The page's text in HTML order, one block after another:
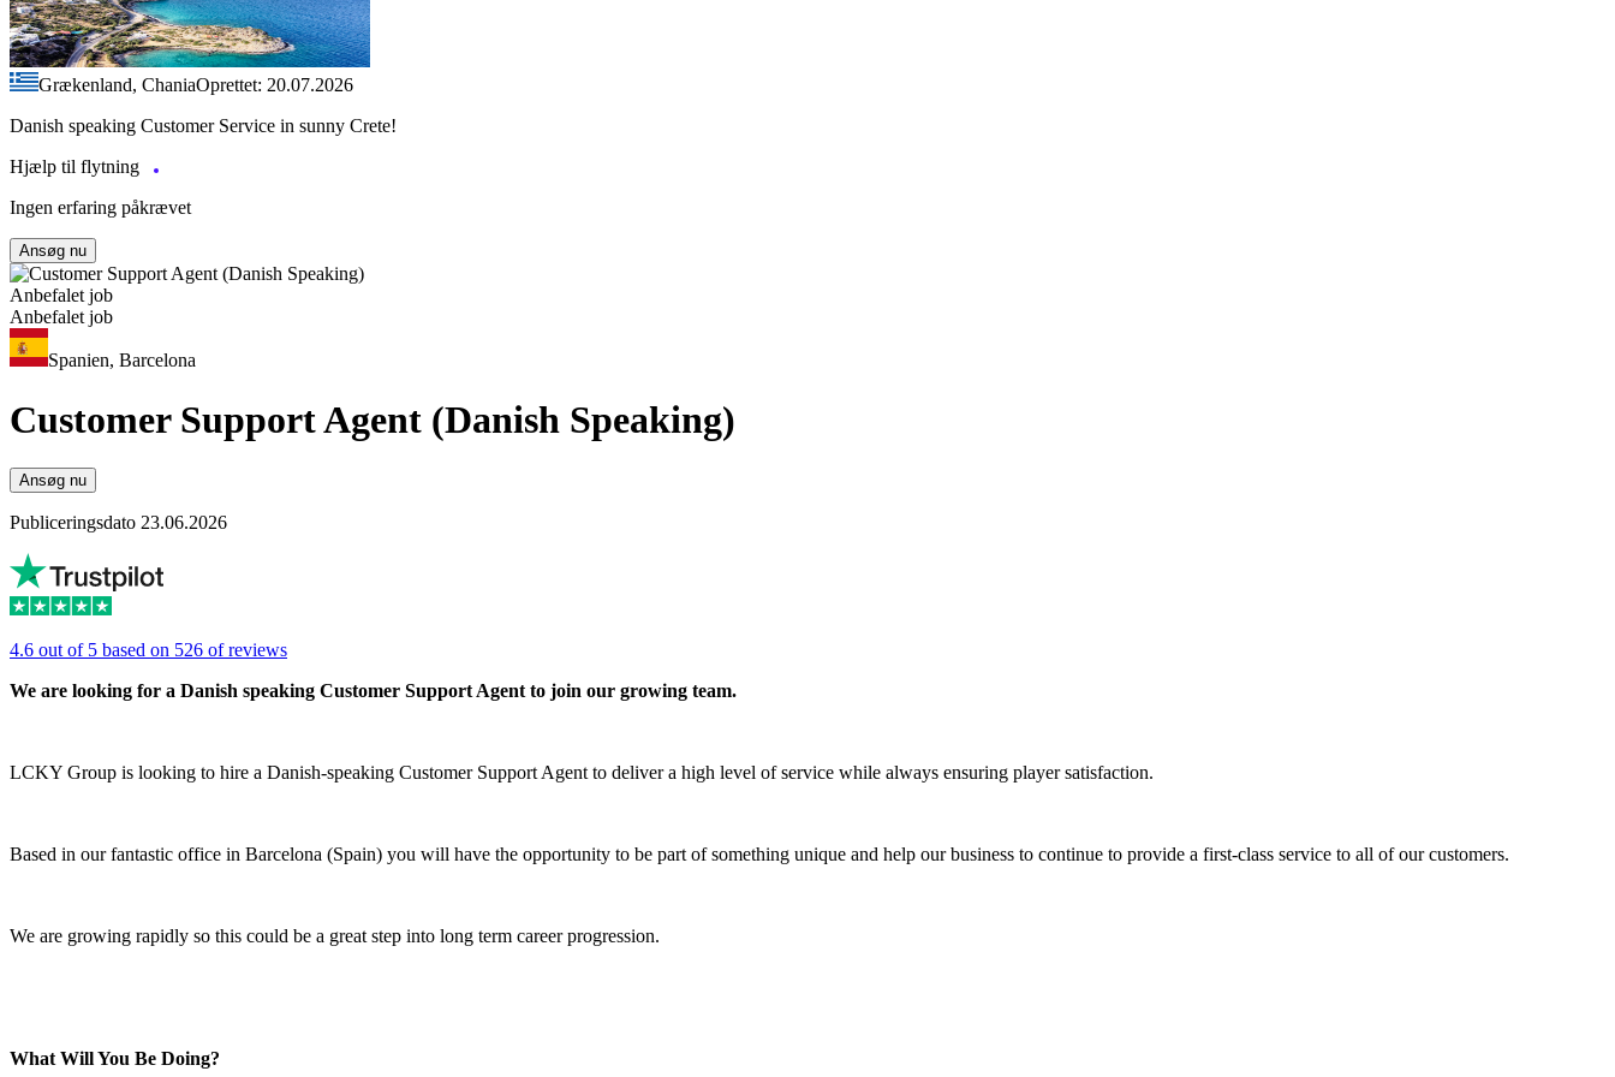
Grækenland, ChaniaOprettet: 20.07.2026
Danish speaking Customer Service in sunny Crete!
Hjælp til flytning
Ingen erfaring påkrævet
Ansøg nu
Anbefalet job
Anbefalet job
Spanien, Barcelona
Customer Support Agent (Danish Speaking)
Ansøg nu
Publiceringsdato 23.06.2026
4.6 out of 5 based on 526 of reviews
We are looking for a Danish speaking Customer Support Agent to join our growing team.
LCKY Group is looking to hire a Danish-speaking Customer Support Agent to deliver a high level of service while always ensuring player satisfaction.
Based in our fantastic office in Barcelona (Spain) you will have the opportunity to be part of something unique and help our business to continue to provide a first-class service to all of our customers.
We are growing rapidly so this could be a great step into long term career progression.
What Will You Be Doing?